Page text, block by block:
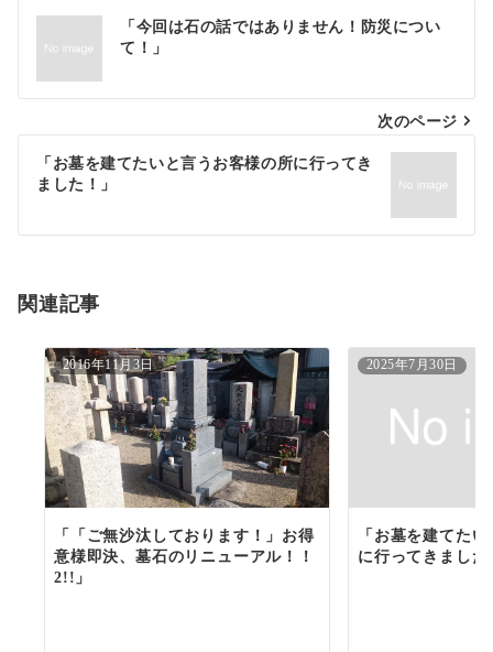
投
ナ
シ
ン
「今回は石の話ではありません！防災につい
て！」
次のページ
「お墓を建てたいと言うお客様の所に行ってき
ました！」
関連記事
2016年11月3日
「「ご無沙汰しております！」お得
意様即決、墓石のリニューアル！！
2!!」
2025年7月30日
「お墓を建てた
に行ってきました